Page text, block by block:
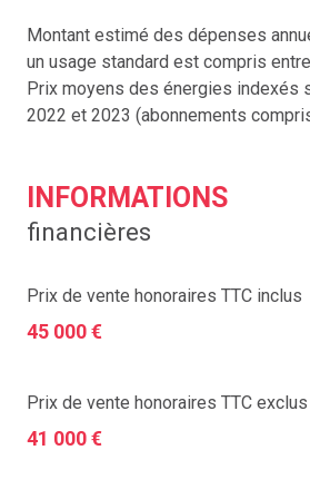
Montant estimé des dépenses
un usage standard est compris
Prix moyens des énergies indexés
2022 et 2023 (abonnements
INFORMATIONS
financières
Prix de vente honoraires TTC inclus
45 000 €
Prix de vente honoraires TTC exclus
41 000 €